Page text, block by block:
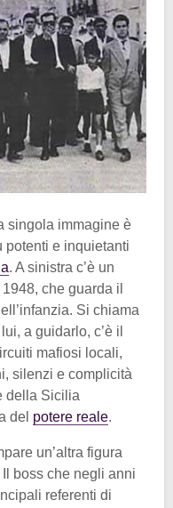
singola immagine è
potenti e inquietanti
. A sinistra c’è un
che guarda il
Si chiama
a guidarlo, c’è il
mafiosi locali,
silenzi e complicità
della Sicilia
del potere reale.
un’altra figura
Il boss che negli anni
referenti di